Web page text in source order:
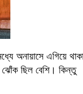
অনায়াসে এগিয়ে
ঝোঁক ছিল বেশি। কিন্তু